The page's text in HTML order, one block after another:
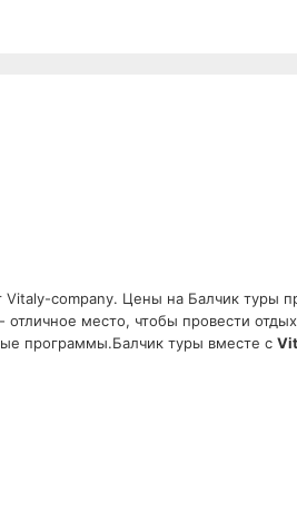
Vitaly-company. Цены на Балчик туры
отличное место, чтобы провести
программы.Балчик туры вместе с